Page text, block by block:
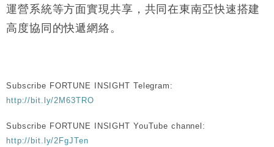
運營系統等方面實現共享，共同在東南亞快速搭建
高度協同的快遞網絡。
Subscribe FORTUNE INSIGHT Telegram:
http://bit.ly/2M63TRO
Subscribe FORTUNE INSIGHT YouTube channel:
http://bit.ly/2FgJTen